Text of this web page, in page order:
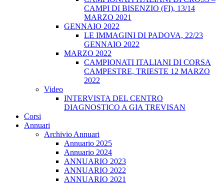
CAMPI DI BISENZIO (FI), 13/14
MARZO 2021
GENNAIO 2022
LE IMMAGINI DI PADOVA, 22/23
GENNAIO 2022
MARZO 2022
CAMPIONATI ITALIANI DI CORSA
CAMPESTRE, TRIESTE 12 MARZO
2022
Video
INTERVISTA DEL CENTRO
DIAGNOSTICO A GIA TREVISAN
Corsi
Annuari
Archivio Annuari
Annuario 2025
Annuario 2024
ANNUARIO 2023
ANNUARIO 2022
ANNUARIO 2021